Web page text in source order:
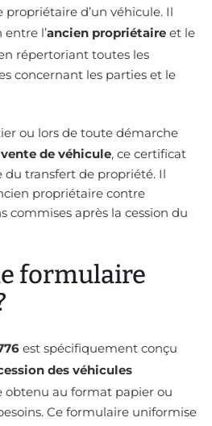
d’un véhicule. Il
l’ancien propriétaire et le
répertoriant toutes les
concernant les parties et le
ou lors de toute démarche
vente de véhicule, ce certificat
transfert de propriété. Il
propriétaire contre
commises après la cession du
formulaire
est spécifiquement conçu
des véhicules
obtenu au format papier ou
Ce formulaire uniformise